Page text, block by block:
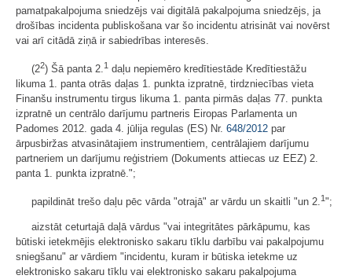
pamatpakalpojuma sniedzējs vai digitālā pakalpojuma sniedzējs, ja
drošības incidenta publiskošana var šo incidentu atrisināt vai novērst
vai arī citādā ziņā ir sabiedrības interesēs.
(22) Šā panta 2. 1 daļu nepiemēro kredītiestāde Kredītiestāžu
likuma 1. panta otrās daļas 1. punkta izpratnē, tirdzniecības vieta
Finanšu instrumentu tirgus likuma 1. panta pirmās daļas 77. punkta
izpratnē un centrālo darījumu partneris Eiropas Parlamenta un
Padomes 2012. gada 4. jūlija regulas (ES) Nr. 648/2012 par
ārpusbiržas atvasinātajiem instrumentiem, centrālajiem darījumu
partneriem un darījumu reģistriem (Dokuments attiecas uz EEZ) 2.
panta 1. punkta izpratnē.";
papildināt trešo daļu pēc vārda "otrajā" ar vārdu un skaitli "un 2.1";
aizstāt ceturtajā daļā vārdus "vai integritātes pārkāpumu, kas
būtiski ietekmējis elektronisko sakaru tīklu darbību vai pakalpojumu
sniegšanu" ar vārdiem "incidentu, kuram ir būtiska ietekme uz
elektronisko sakaru tīklu vai elektronisko sakaru pakalpojuma